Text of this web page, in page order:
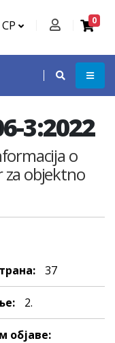
СР 0
3:2022
o
za objektno
37
2.
објаве: